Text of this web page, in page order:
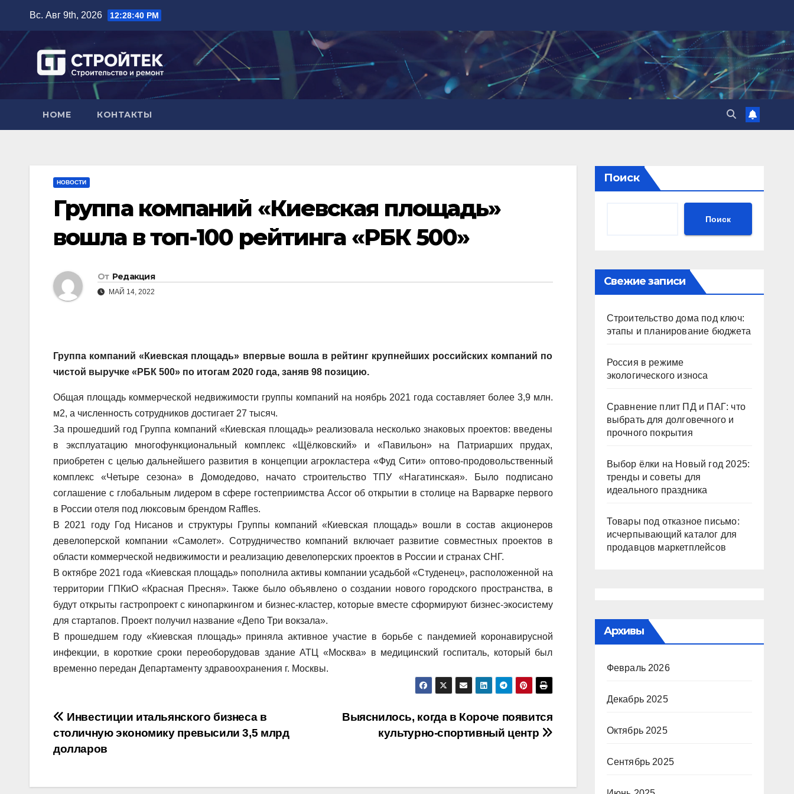
содержимому
Вс. Авг 9th, 2026 12:28:41 PM
HOME КОНТАКТЫ
НОВОСТИ
Группа компаний «Киевская площадь»
вошла в топ-100 рейтинга «РБК 500»
От Редакция
МАЙ 14, 2022
Группа компаний «Киевская площадь» впервые вошла в рейтинг крупнейших российских компаний по
чистой выручке «РБК 500» по итогам 2020 года, заняв 98 позицию.
Общая площадь коммерческой недвижимости группы компаний на ноябрь 2021 года составляет более 3,9 млн.
м2, а численность сотрудников достигает 27 тысяч.
За прошедший год Группа компаний «Киевская площадь» реализовала несколько знаковых проектов: введены
в эксплуатацию многофункциональный комплекс «Щёлковский» и «Павильон» на Патриарших прудах,
приобретен с целью дальнейшего развития в концепции агрокластера «Фуд Сити» оптово-продовольственный
комплекс «Четыре сезона» в Домодедово, начато строительство ТПУ «Нагатинская». Было подписано
соглашение с глобальным лидером в сфере гостеприимства Accor об открытии в столице на Варварке первого
в России отеля под люксовым брендом Raffles.
В 2021 году Год Нисанов и структуры Группы компаний «Киевская площадь» вошли в состав акционеров
девелоперской компании «Самолет». Сотрудничество компаний включает развитие совместных проектов в
области коммерческой недвижимости и реализацию девелоперских проектов в России и странах СНГ.
В октябре 2021 года «Киевская площадь» пополнила активы компании усадьбой «Студенец», расположенной на
территории ГПКиО «Красная Пресня». Также было объявлено о создании нового городского пространства, в
будут открыты гастропроект с кинопаркингом и бизнес-кластер, которые вместе сформируют бизнес-экосистему
для стартапов. Проект получил название «Депо Три вокзала».
В прошедшем году «Киевская площадь» приняла активное участие в борьбе с пандемией коронавирусной
инфекции, в короткие сроки переоборудовав здание АТЦ «Москва» в медицинский госпиталь, который был
временно передан Департаменту здравоохранения г. Москвы.
Навигация
по
Выяснилось, когда в Короче появится
культурно-спортивный центр
Инвестиции итальянского бизнеса в
столичную экономику превысили 3,5 млрд
долларов
Поиск
Поиск
Свежие записи
Строительство дома под ключ:
этапы и планирование бюджета
Россия в режиме
экологического износа
Сравнение плит ПД и ПАГ: что
выбрать для долговечного и
прочного покрытия
Выбор ёлки на Новый год 2025:
тренды и советы для
идеального праздника
Товары под отказное письмо:
исчерпывающий каталог для
продавцов маркетплейсов
Архивы
Февраль 2026
Декабрь 2025
Октябрь 2025
Сентябрь 2025